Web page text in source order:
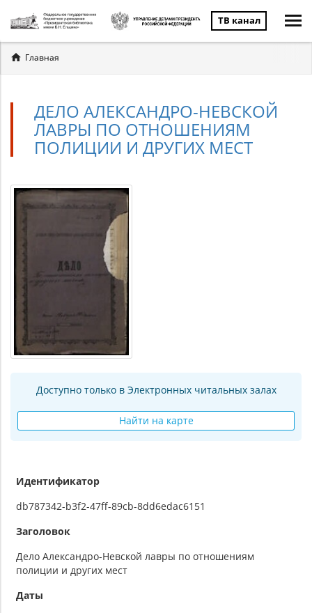
ТВ канал
Вы
здесь
Главная
ДЕЛО АЛЕКСАНДРО-НЕВСКОЙ
ЛАВРЫ ПО ОТНОШЕНИЯМ
ПОЛИЦИИ И ДРУГИХ МЕСТ
Доступно только в Электронных читальных залах
Найти на карте
Идентификатор
db787342-b3f2-47ff-89cb-8dd6edac6151
Заголовок
Дело Александро-Невской лавры по отношениям
полиции и других мест
Даты